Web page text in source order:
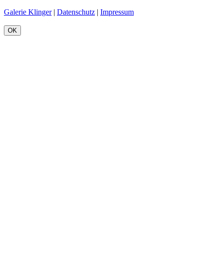
Galerie Klinger| Datenschutz | Impressum
OK